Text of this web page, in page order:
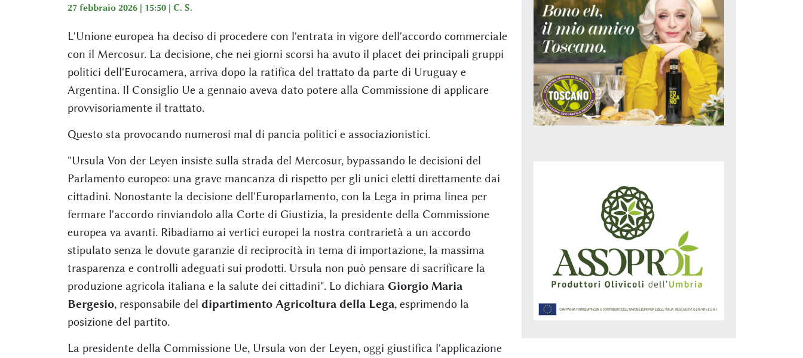
27 febbraio 2026 | 15:50 | C. S.
L'Unione europea ha deciso di procedere con l'entrata in vigore dell'accordo commerciale
con il Mercosur. La decisione, che nei giorni scorsi ha avuto il placet dei principali gruppi
politici dell'Eurocamera, arriva dopo la ratifica del trattato da parte di Uruguay e
Argentina. Il Consiglio Ue a gennaio aveva dato potere alla Commissione di applicare
provvisoriamente il trattato.
Questo sta provocando numerosi mal di pancia politici e associazionistici.
"Ursula Von der Leyen insiste sulla strada del Mercosur, bypassando le decisioni del
Parlamento europeo: una grave mancanza di rispetto per gli unici eletti direttamente dai
cittadini. Nonostante la decisione dell'Europarlamento, con la Lega in prima linea per
fermare l'accordo rinviandolo alla Corte di Giustizia, la presidente della Commissione
europea va avanti. Ribadiamo ai vertici europei la nostra contrarietà a un accordo
stipulato senza le dovute garanzie di reciprocità in tema di importazione, la massima
trasparenza e controlli adeguati sui prodotti. Ursula non può pensare di sacrificare la
produzione agricola italiana e la salute dei cittadini". Lo dichiara Giorgio Maria
Bergesio, responsabile del dipartimento Agricoltura della Lega, esprimendo la
posizione del partito.
La presidente della Commissione Ue, Ursula von der Leyen, oggi giustifica l'applicazione